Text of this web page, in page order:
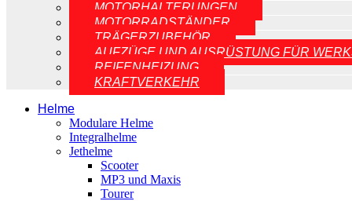
MOTORHALTERUNGEN
MOTORRADSTÄNDER
TRÄGERZUBEHÖR
AUFZÜGE UND AUSRÜSTUNG FÜR
REIFENHEIZUNG
KRAFTVERKEHR
Helme
Modulare Helme
Integralhelme
Jethelme
Scooter
MP3 und Maxis
Tourer